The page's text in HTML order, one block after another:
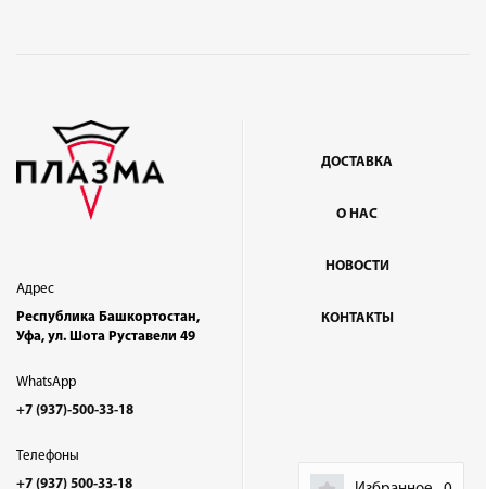
Адрес
Республика Башкортостан,
Уфа, ул. Шота Руставели 49
WhatsApp
+7 (937)-500-33-18
Телефоны
+7 (937) 500-33-18
ДОСТАВКА
О НАС
НОВОСТИ
КОНТАКТЫ